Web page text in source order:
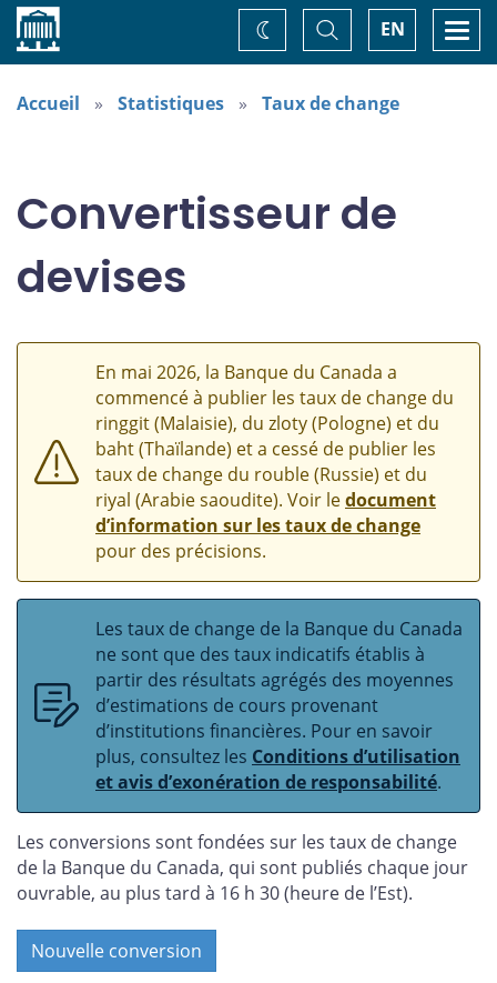
Accueil EN
Basculer
la
recherche
Changez
de
thème
Accueil Statistiques Taux de change
Convertisseur de
devises
En mai 2026, la Banque du Canada a
commencé à publier les taux de change du
ringgit (Malaisie), du zloty (Pologne) et du
baht (Thaïlande) et a cessé de publier les
taux de change du rouble (Russie) et du
riyal (Arabie saoudite). Voir ledocument
d’information sur les taux de change
pour des précisions.
Les taux de change de la Banque du Canada
ne sont que des taux indicatifs établis à
partir des résultats agrégés des moyennes
d’estimations de cours provenant
d’institutions financières. Pour en savoir
plus, consultez les Conditions d’utilisation
et avis d’exonération de responsabilité.
Les conversions sont fondées sur les taux de change
de la Banque du Canada, qui sont publiés chaque jour
ouvrable, au plus tard à 16 h 30 (heure de l’Est).
Nouvelle conversion